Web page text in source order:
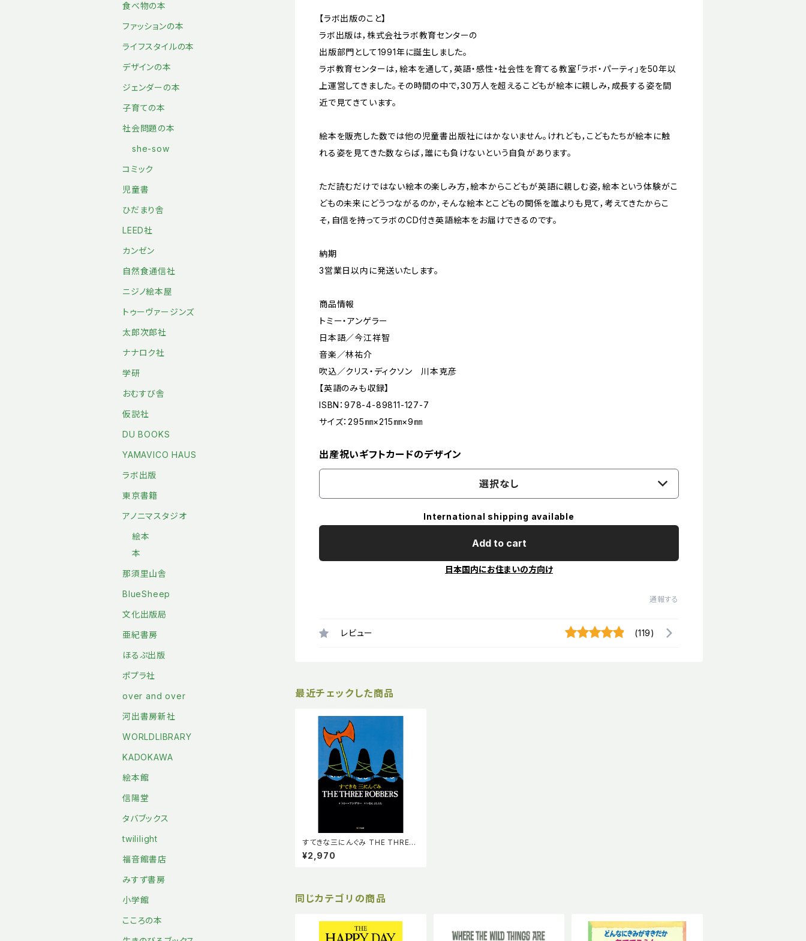
【ラボ出版のこと】
ラボ出版は，株式会社ラボ教育センターの
出版部門として1991年に誕生しました。
ラボ教育センターは，絵本を通して，英語・感性・社会性を育てる教室「ラボ・パーティ」を50年以
上運営してきました。その時間の中で，30万人を超えるこどもが絵本に親しみ，成長する姿を間
近で見てきています。
絵本を販売した数では他の児童書出版社にはかないません。けれども，こどもたちが絵本に触
れる姿を見てきた数ならば，誰にも負けないという自負があります。
ただ読むだけではない絵本の楽しみ方，絵本からこどもが英語に親しむ姿，絵本という体験がこ
どもの未来にどうつながるのか，そんな絵本とこどもの関係を誰よりも見て，考えてきたからこ
そ，自信を持ってラボのCD付き英語絵本をお届けできるのです。
納期
3営業日以内に発送いたします。
商品情報
トミー・アンゲラー
日本語／今江祥智
音楽／林祐介
吹込／クリス・ディクソン 川本克彦
【英語のみも収録】
ISBN：978-4-89811-127-7
サイズ：295㎜×215㎜×9㎜
出産祝いギフトカードのデザイン
選択なし
International shipping available
Add to cart
日本国内にお住まいの方向け
通報する
レビュー (119)
最近チェックした商品
すてきな三にんぐみ THE THREE
ROBBERS トミー・アンゲラー 英
語絵本 英語日本語CD付き
¥2,970
同じカテゴリの商品
食べ物の本
ファッションの本
ライフスタイルの本
デザインの本
ジェンダーの本
子育ての本
社会問題の本
she-sow
コミック
児童書
ひだまり舎
LEED社
カンゼン
自然食通信社
ニジノ絵本屋
トゥーヴァージンズ
太郎次郎社
ナナロク社
学研
おむすび舎
仮説社
DU BOOKS
YAMAVICO HAUS
ラボ出版
東京書籍
アノニマスタジオ
絵本
本
那須里山舎
BlueSheep
文化出版局
亜紀書房
ほるぷ出版
ポプラ社
over and over
河出書房新社
WORLDLIBRARY
KADOKAWA
絵本館
信陽堂
タバブックス
twililight
福音館書店
みすず書房
小学館
こころの本